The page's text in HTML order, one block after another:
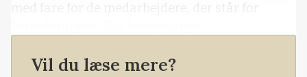
med fare for de medarbejdere, der står for
problemstillingen i 2021.
Vil du læse mere?